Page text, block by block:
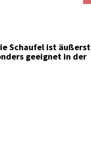
Schaufel ist äußerst
geeignet in der